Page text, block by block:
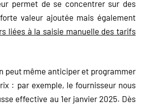
permet de se concentrer sur des
valeur ajoutée mais également
liées à la saisie manuelle des tarifs
peut même anticiper et programmer
: par exemple, le fournisseur nous
effective au 1er janvier 2025. Dès